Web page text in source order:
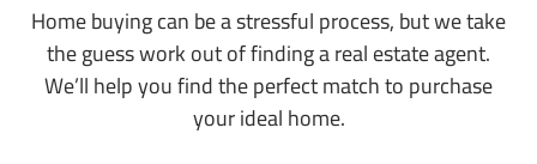
Home buying can be a stressful process, but we take
the guess work out of finding a real estate agent.
We’ll help you find the perfect match to purchase
your ideal home.